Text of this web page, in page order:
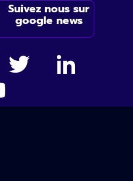
Suivez nous sur
google news